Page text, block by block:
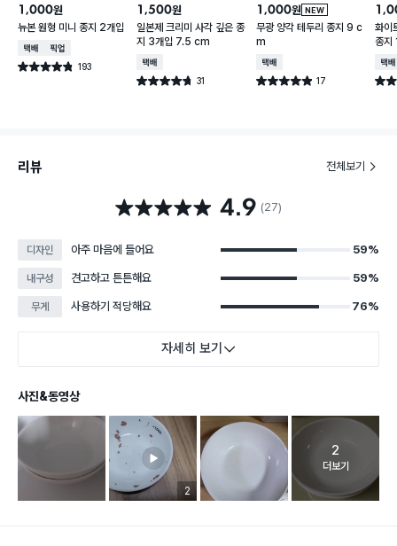
1,000원
뉴본 원형 미니 종지 2개입
택배배송매장픽업
별점 4.8점 193
건 작성
1,500원
일본제 크리미 사각 깊은 종
지 3개입 7.5 cm
택배배송
별점 4.7점 31
건 작성
NEW
1,000원
무광 양각 테두리 종지 9 c
m
택배배송
별점 4.9점 17
건 작성
화이
종
택배
별점
리뷰 전체보기
별점 4.9점 4.9 (27)
디자인 아주 마음에 들어요 59%
내구성 견고하고 튼튼해요 59%
무게 사용하기 적당해요 76%
자세히 보기
사진&동영상
리뷰 이미지 등록 개수
2
고객 리뷰
2
더보기